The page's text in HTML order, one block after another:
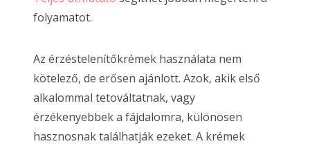
folyamatot.
Az érzéstelenítőkrémek használata nem
kötelező, de erősen ajánlott. Azok, akik első
alkalommal tetováltatnak, vagy
érzékenyebbek a fájdalomra, különösen
hasznosnak találhatják ezeket. A krémek